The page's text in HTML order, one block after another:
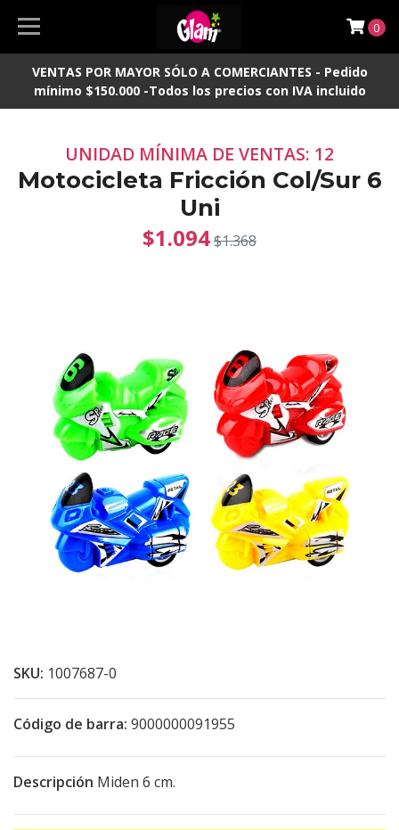
VENTAS POR MAYOR SÓLO A COMERCIANTES - Pedido
mínimo $150.000 -Todos los precios con IVA incluido
0
UNIDAD MÍNIMA DE VENTAS: 12
Motocicleta Fricción Col/Sur 6
Uni
$1.094$1.368
SKU: 1007687-0
Código de barra: 9000000091955
Descripción Miden 6 cm.